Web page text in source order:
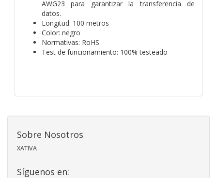
AWG23 para garantizar la transferencia de
datos.
Longitud: 100 metros
Color: negro
Normativas: RoHS
Test de funcionamiento: 100% testeado
Sobre Nosotros
XATIVA
Síguenos en: